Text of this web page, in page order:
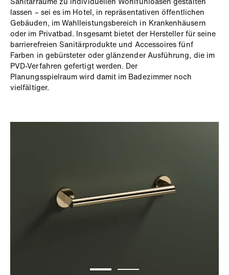
lassen – sei es im Hotel, in repräsentativen öffentlichen
Gebäuden, im Wahlleistungsbereich in Krankenhäusern
oder im Privatbad. Insgesamt bietet der Hersteller für seine
barrierefreien Sanitärprodukte und Accessoires fünf
Farben in gebürsteter oder glänzender Ausführung, die im
PVD-Verfahren gefertigt werden. Der
Planungsspielraum wird damit im Badezimmer noch
vielfältiger.